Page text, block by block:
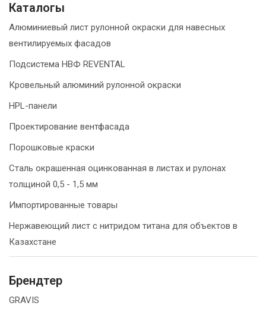
Каталогы
Алюминиевый лист рулонной окраски для навесных
вентилируемых фасадов
Подсистема НВФ REVENTAL
Кровельный алюминий рулонной окраски
HPL-панели
Проектирование вентфасада
Порошковые краски
Сталь окрашенная оцинкованная в листах и рулонах
толщиной 0,5 - 1,5 мм
Импортированные товары
Нержавеющий лист с нитридом титана для объектов в
Казахстане
Брендтер
GRAVIS